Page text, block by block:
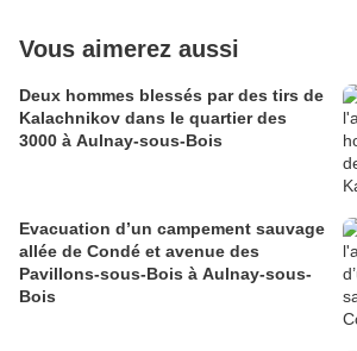
Vous aimerez aussi
Deux hommes blessés par des tirs de
Kalachnikov dans le quartier des
3000 à Aulnay-sous-Bois
Evacuation d’un campement sauvage
allée de Condé et avenue des
Pavillons-sous-Bois à Aulnay-sous-
Bois